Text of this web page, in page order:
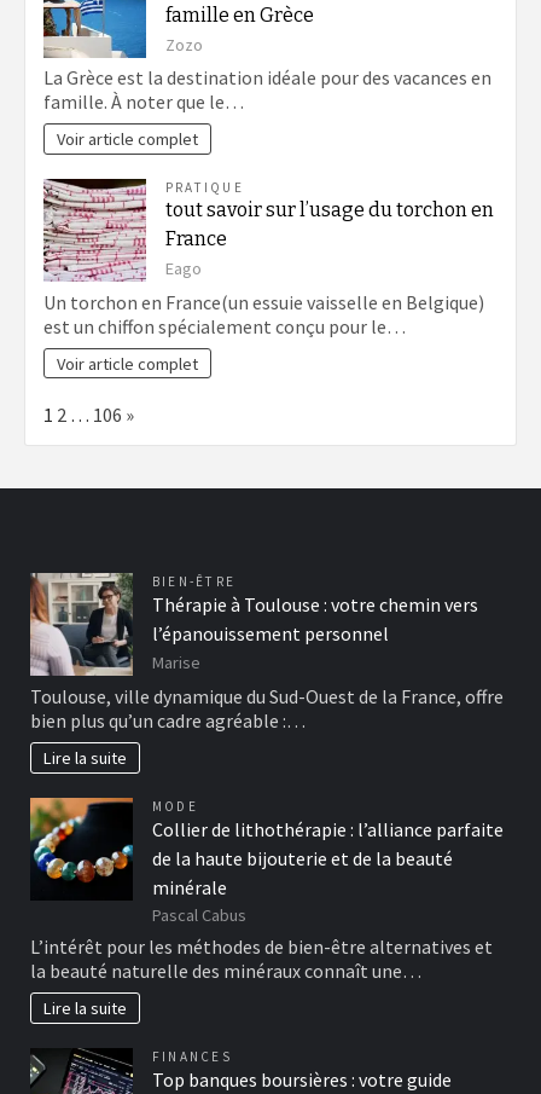
famille en Grèce
Zozo
La Grèce est la destination idéale pour des vacances en
famille. À noter que le…
Voir article complet
PRATIQUE
tout savoir sur l’usage du torchon en
France
Eago
Un torchon en France(un essuie vaisselle en Belgique)
est un chiffon spécialement conçu pour le…
Voir article complet
Page:
1 2 … 106 Next
»
BIEN-ÊTRE
Thérapie à Toulouse : votre chemin vers
l’épanouissement personnel
Marise
Toulouse, ville dynamique du Sud-Ouest de la France, offre
bien plus qu’un cadre agréable :…
Lire la suite
MODE
Collier de lithothérapie : l’alliance parfaite
de la haute bijouterie et de la beauté
minérale
Pascal Cabus
L’intérêt pour les méthodes de bien-être alternatives et
la beauté naturelle des minéraux connaît une…
Lire la suite
FINANCES
Top banques boursières : votre guide